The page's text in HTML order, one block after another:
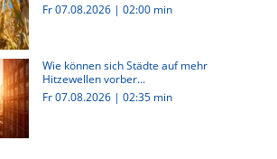
Fr 07.08.2026 | 02:00 min
Wie können sich Städte auf mehr
Hitzewellen vorber...
Fr 07.08.2026 | 02:35 min